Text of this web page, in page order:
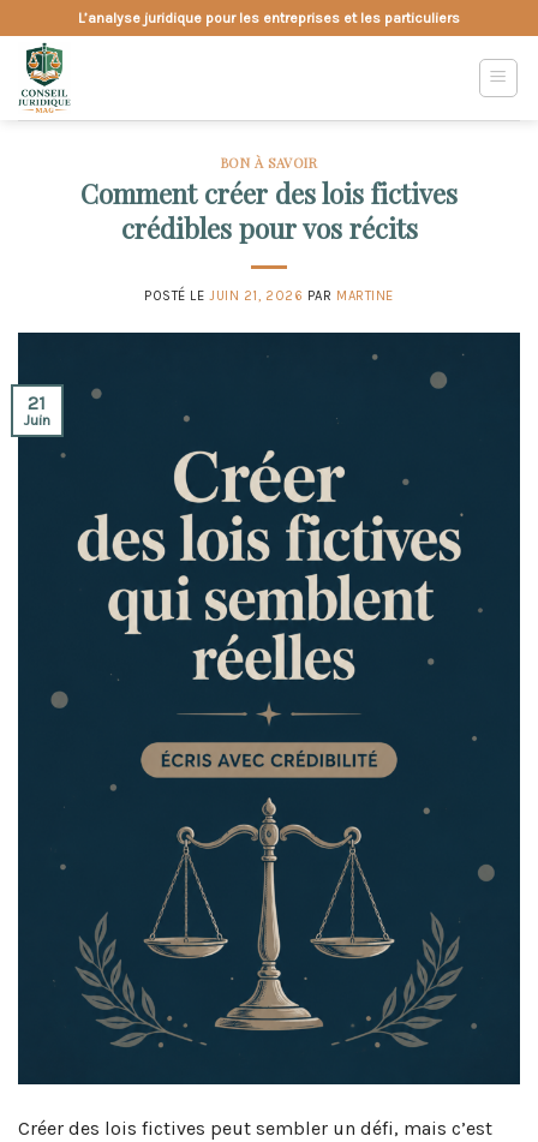
to
content
L’analyse juridique pour les entreprises et les particuliers
BON À SAVOIR
Comment créer des lois fictives
crédibles pour vos récits
POSTÉ LEJUIN 21, 2026 PAR MARTINE
21
Juin
Créer des lois fictives peut sembler un défi, mais c’est